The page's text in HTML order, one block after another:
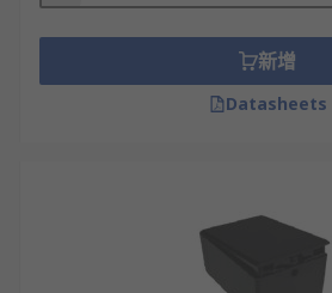
新增
Datasheets